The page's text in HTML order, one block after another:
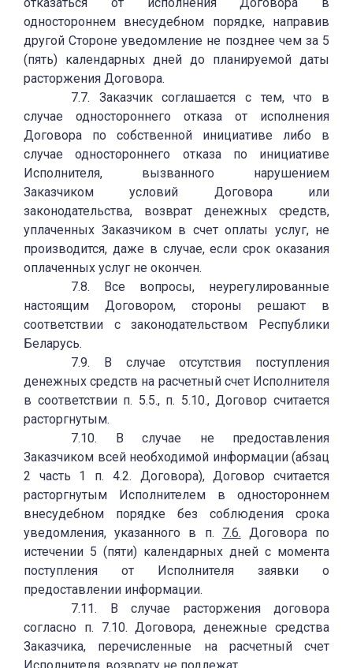
одностороннем внесудебном порядке, направив
другой Стороне уведомление не позднее чем за 5
(пять) календарных дней до планируемой даты
расторжения Договора.
7.7. Заказчик соглашается с тем, что в
случае одностороннего отказа от исполнения
Договора по собственной инициативе либо в
случае одностороннего отказа по инициативе
Исполнителя, вызванного нарушением
Заказчиком условий Договора или
законодательства, возврат денежных средств,
уплаченных Заказчиком в счет оплаты услуг, не
производится, даже в случае, если срок оказания
оплаченных услуг не окончен.
7.8. Все вопросы, неурегулированные
настоящим Договором, стороны решают в
соответствии с законодательством Республики
Беларусь.
7.9. В случае отсутствия поступления
денежных средств на расчетный счет Исполнителя
в соответствии п. 5.5., п. 5.10., Договор считается
расторгнутым.
7.10. В случае не предоставления
Заказчиком всей необходимой информации (абзац
2 часть 1 п. 4.2. Договора), Договор считается
расторгнутым Исполнителем в одностороннем
внесудебном порядке без соблюдения срока
уведомления, указанного в п. 7.6. Договора по
истечении 5 (пяти) календарных дней с момента
поступления от Исполнителя заявки о
предоставлении информации.
7.11. В случае расторжения договора
согласно п. 7.10. Договора, денежные средства
Заказчика, перечисленные на расчетный счет